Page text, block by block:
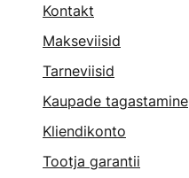
Kontakt
Makseviisid
Tarneviisid
Kaupade tagastamine
Kliendikonto
Tootja garantii